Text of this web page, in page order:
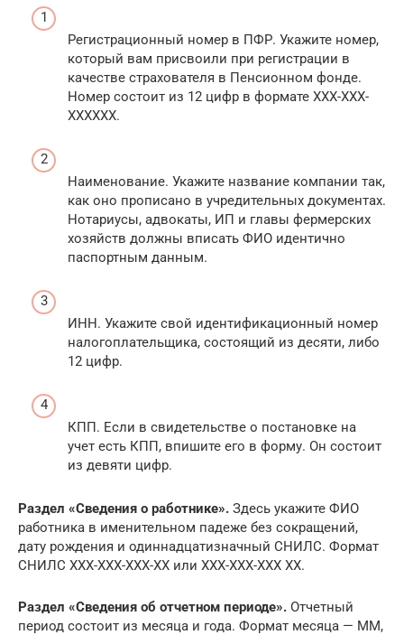
Регистрационный номер в ПФР. Укажите номер,
который вам присвоили при регистрации в
качестве страхователя в Пенсионном фонде.
Номер состоит из 12 цифр в формате ХХХ-ХХХ-
ХХХХХХ.
Наименование. Укажите название компании так,
как оно прописано в учредительных документах.
Нотариусы, адвокаты, ИП и главы фермерских
хозяйств должны вписать ФИО идентично
паспортным данным.
ИНН. Укажите свой идентификационный номер
налогоплательщика, состоящий из десяти, либо
12 цифр.
КПП. Если в свидетельстве о постановке на
учет есть КПП, впишите его в форму. Он состоит
из девяти цифр.
Раздел «Сведения о работнике». Здесь укажите ФИО
работника в именительном падеже без сокращений,
дату рождения и одиннадцатизначный СНИЛС. Формат
СНИЛС ХХХ-ХХХ-ХХХ-ХХ или ХХХ-ХХХ-ХХХ XX.
Раздел «Сведения об отчетном периоде». Отчетный
период состоит из месяца и года. Формат месяца — ММ,